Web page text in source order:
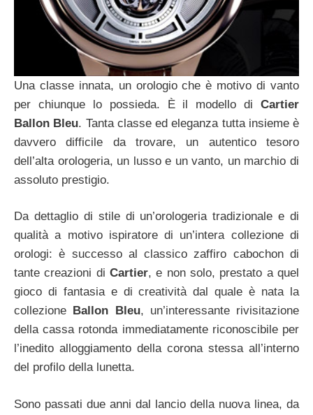
Una classe innata, un orologio che è motivo di vanto
per chiunque lo possieda. È il modello di Cartier
Ballon Bleu. Tanta classe ed eleganza tutta insieme è
davvero difficile da trovare, un autentico tesoro
dell’alta orologeria, un lusso e un vanto, un marchio di
assoluto prestigio.
Da dettaglio di stile di un’orologeria tradizionale e di
qualità a motivo ispiratore di un’intera collezione di
orologi: è successo al classico zaffiro cabochon di
tante creazioni di Cartier, e non solo, prestato a quel
gioco di fantasia e di creatività dal quale è nata la
collezione
Ballon Bleu, un’interessante rivisitazione
della cassa rotonda immediatamente riconoscibile per
l’inedito alloggiamento della corona stessa all’interno
del profilo della lunetta.
Sono passati due anni dal lancio della nuova linea, da